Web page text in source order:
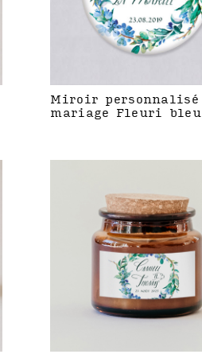
Miroir personnalisé
mariage Fleuri bleu